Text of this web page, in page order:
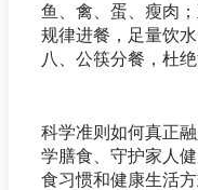
鱼、禽、蛋、瘦肉
规律进餐，足量饮
八、公筷分餐，杜绝
科学准则如何真正
学膳食、守护家人
食习惯和健康生活